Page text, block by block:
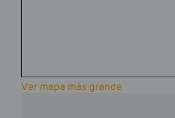
Ver mapa más grande